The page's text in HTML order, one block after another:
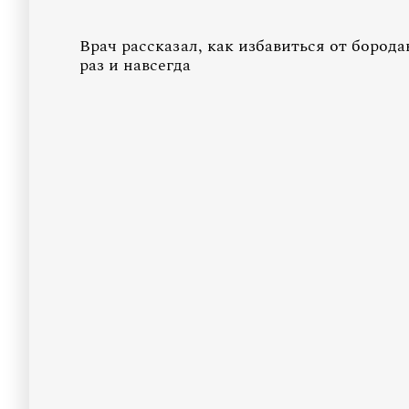
Врач рассказал, как избавиться от
раз и навсегда